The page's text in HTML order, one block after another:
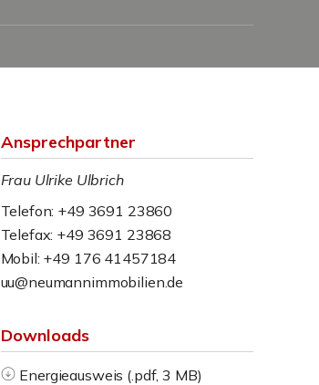
Ansprechpartner
Frau Ulrike Ulbrich
Telefon: +49 3691 23860
Telefax: +49 3691 23868
Mobil: +49 176 41457184
uu@neumannimmobilien.de
Downloads
Energieausweis (.pdf, 3 MB)